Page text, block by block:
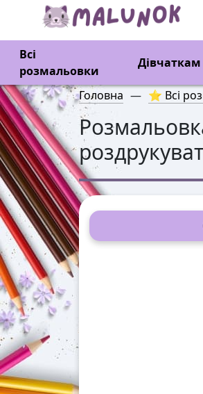
Всі
розмальовки
Дівчаткам
Головна — ⭐ Всі